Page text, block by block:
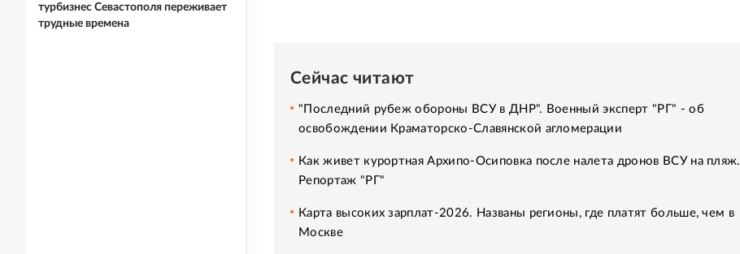
Сейчас читают
"Последний рубеж обороны ВСУ в ДНР". Военный эксперт "РГ" - об
освобождении Краматорско-Славянской агломерации
Как живет курортная Архипо-Осиповка после налета дронов ВСУ на пляж.
Репортаж "РГ"
Карта высоких зарплат-2026. Названы регионы, где платят больше, чем в
Москве
турбизнес Севастополя переживает
трудные времена